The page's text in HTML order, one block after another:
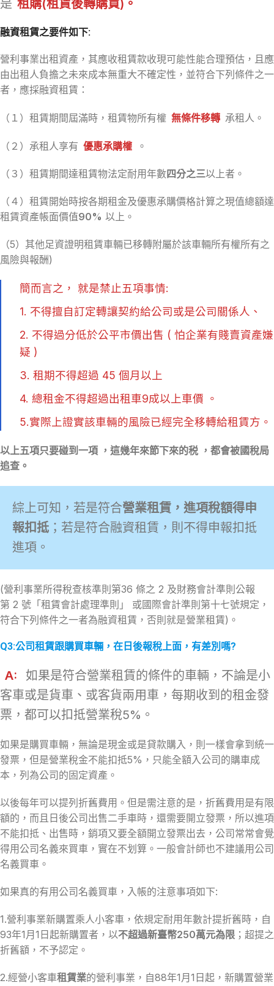
是 租購(租賃後轉購買)。
融資租賃之要件如下:
營利事業出租資產，其應收租賃款收現可能性能合理預估，且應
由出租人負擔之未來成本無重大不確定性，並符合下列條件之一
者，應採融資租賃：
（１）租賃期間屆滿時，租賃物所有權 無條件移轉 承租人。
（２）承租人享有 優惠承購權 。
（３）租賃期間達租賃物法定耐用年數四分之三以上者。
（４）租賃開始時按各期租金及優惠承購價格計算之現值總額達
租賃資產帳面價值90% 以上。
（5）其他足資證明租賃車輛已移轉附屬於該車輛所有權所有之
風險與報酬)
簡而言之， 就是禁止五項事情:
1. 不得擅自訂定轉讓契約給公司或是公司關係人、
2. 不得過分低於公平市價出售 ( 怕企業有賤賣資產嫌
疑 )
3. 租期不得超過 45 個月以上
4. 總租金不得超過出租車9成以上車價 。
5.實際上證實該車輛的風險已經完全移轉給租賃方。
以上五項只要碰到一項 ，這幾年來節下來的税 ，都會被國稅局
追查。
綜上可知，若是符合營業租賃，進項稅額得申
報扣抵 ；若是符合融資租賃，則不得申報扣抵
進項。
(營利事業所得稅查核準則第36 條之 2 及財務會計準則公報
第 2 號「租賃會計處理準則」 或國際會計準則第十七號規定，
符合下列條件之一者為融資租賃，否則就是營業租賃)。
Q3:公司租賃跟購買車輛，在日後報稅上面，有差別嗎?
A:
如果是符合營業租賃的條件的車輛，不論是小
客車或是貨車、或客貨兩用車，每期收到的租金發
票，都可以扣抵營業稅5%。
如果是購買車輛，無論是現金或是貸款購入，則一樣會拿到統一
發票，但是營業稅金不能扣抵5%，只能全額入公司的購車成
本，列為公司的固定資產。
以後每年可以提列折舊費用。但是需注意的是，折舊費用是有限
額的，而且日後公司出售二手車時，還需要開立發票，所以進項
不能扣抵、出售時，銷項又要全額開立發票出去，公司常常會覺
得用公司名義來買車，實在不划算。一般會計師也不建議用公司
名義買車。
如果真的有用公司名義買車，入帳的注意事項如下:
1.營利事業新購置乘人小客車，依規定耐用年數計提折舊時，自
93年1月1日起新購置者，以不超過新臺幣250萬元為限 ；超提之
折舊額，不予認定。
2.經營小客車租賃業的營利事業，自88年1月1日起，新購置營業